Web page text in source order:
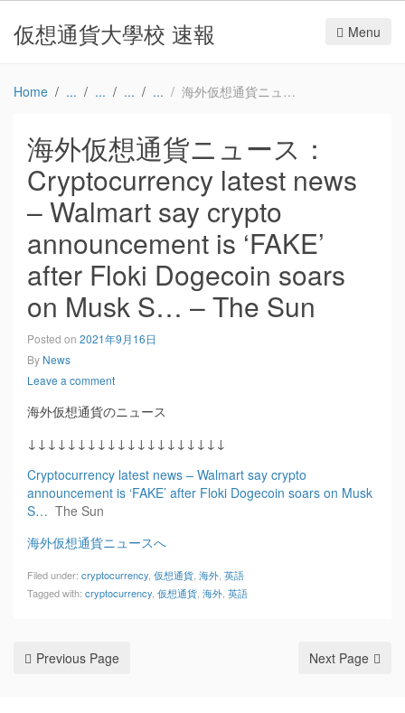
仮想通貨大學校 速報 Menu
Home 海外仮想通貨ニュース：Cryptocurrency latest news – Walmart say crypto announcement is ‘FAKE’ after Floki Dogecoin soars on Musk S… – The Sun
海外仮想通貨ニュース：
Cryptocurrency latest news
– Walmart say crypto
announcement is ‘FAKE’
after Floki Dogecoin soars
on Musk S… – The Sun
Posted on 2021年9月16日
By News
Leave a comment
海外仮想通貨のニュース
↓↓↓↓↓↓↓↓↓↓↓↓↓↓↓↓↓↓↓↓
Cryptocurrency latest news – Walmart say crypto
announcement is ‘FAKE’ after Floki Dogecoin soars on Musk
S… The Sun
海外仮想通貨ニュースへ
Filed under: cryptocurrency 仮想通貨 海外 英語
Tagged with: cryptocurrency 仮想通貨 海外 英語
Previous Page Next Page